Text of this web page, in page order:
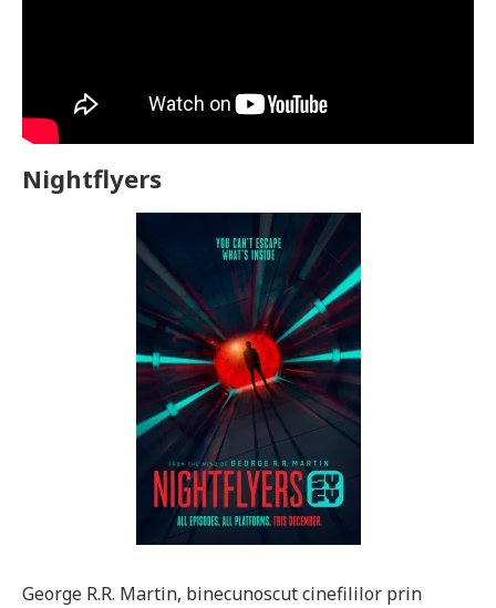
Nightflyers
George R.R. Martin, binecunoscut cinefililor prin